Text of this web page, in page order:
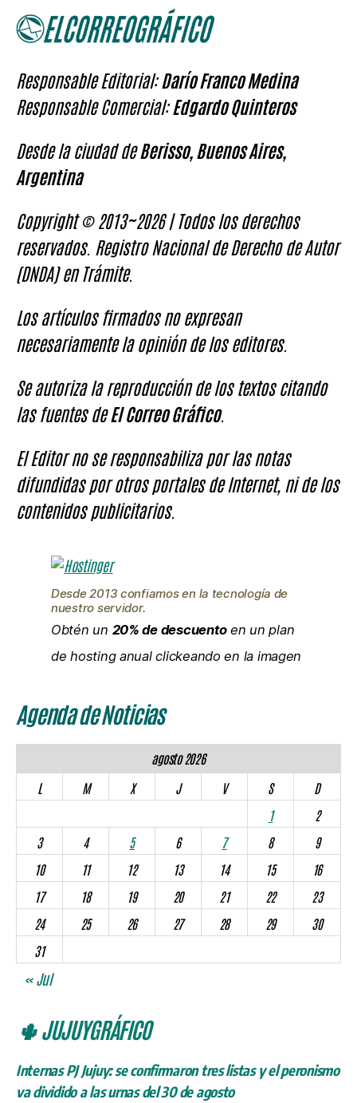
Responsable Editorial:Darío Franco Medina
Responsable Comercial:Edgardo Quinteros
Desde la ciudad deBerisso, Buenos Aires,
Argentina
Copyright © 2013~2026 | Todos los derechos
reservados. Registro Nacional de Derecho de Autor
(DNDA) en Trámite.
Los artículos firmados no expresan
necesariamente la opinión de los editores.
Se autoriza la reproducción de los textos citando
las fuentes deEl Correo Gráfico.
El Editor no se responsabiliza por las notas
difundidas por otros portales de Internet, ni de los
contenidos publicitarios.
Desde 2013 confiamos en la tecnología de
nuestro servidor.
Obtén un 20% de descuentoen un plan
de hosting anual clickeando en la imagen
Agenda de Noticias
agosto 2026
L
M X J V S
D
1
2
3
4 5 6 7 8
9
10
11 12 13 14 15
16
17
18 19 20 21 22
23
24
25 26 27 28 29
30
31
« Jul
🌵 JUJUYGRÁFICO
Internas PJ Jujuy: se confirmaron tres listas y el peronismo
va dividido a las urnas del 30 de agosto